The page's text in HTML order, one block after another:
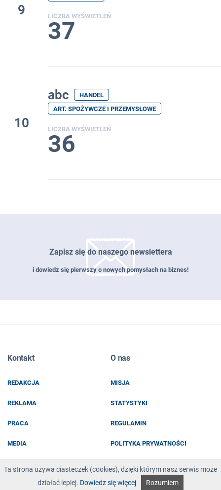
9 LICZBA WYŚWIETLEŃ
37
10
abc
HANDEL
ART. SPOŻYWCZE I PRZEMYSŁOWE
LICZBA WYŚWIETLEŃ
36
Zapisz się do naszego newslettera
i dowiedz się pierwszy o nowych pomysłach na biznes!
EMAIL
Kontakt
REDAKCJA
REKLAMA
PRACA
MEDIA
O nas
MISJA
STATYSTYKI
REGULAMIN
POLITYKA PRYWATNOŚCI
Ta strona używa ciasteczek (cookies), dzięki którym nasz serwis może
działać lepiej. Dowiedz się więcej Rozumiem